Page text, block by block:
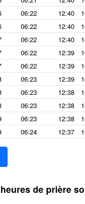
06:22 12:40
06:22 12:40
06:22 12:40
06:22 12:39
06:22 12:39
06:23 12:39
06:23 12:38
06:23 12:38
06:23 12:38
06:24 12:37
de prière